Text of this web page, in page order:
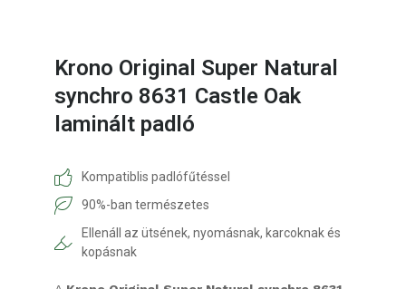
Krono Original Super Natural
synchro 8631 Castle Oak
laminált padló
Kompatiblis padlófűtéssel
90%-ban természetes
Ellenáll az ütsének, nyomásnak, karcoknak és
kopásnak